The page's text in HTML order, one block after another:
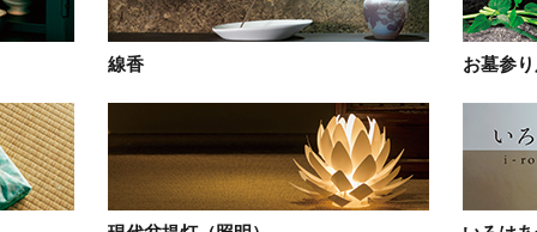
線香 お墓参